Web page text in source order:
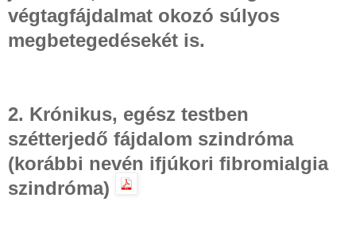
végtagfájdalmat okozó súlyos
megbetegedésekét is.
2. Krónikus, egész testben
szétterjedő fájdalom szindróma
(korábbi nevén ifjúkori fibromialgia
szindróma)